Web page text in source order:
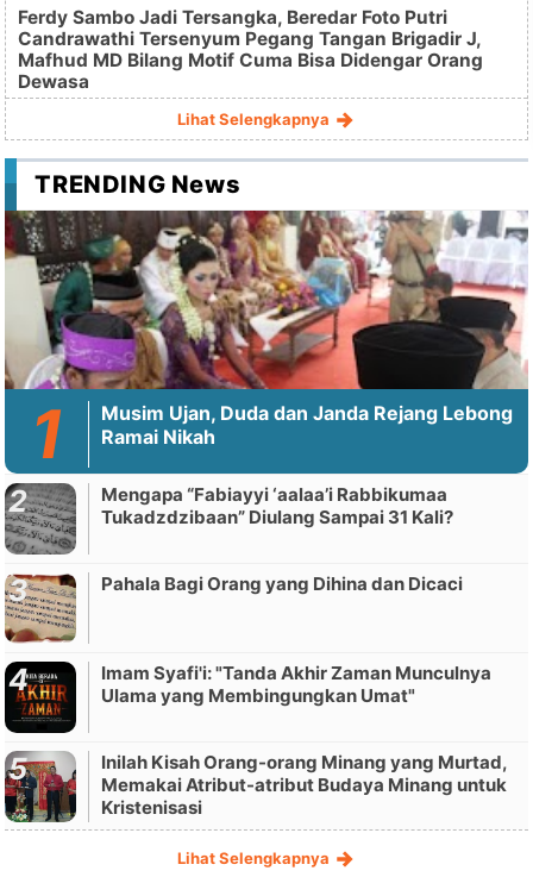
Ferdy Sambo Jadi Tersangka, Beredar Foto Putri
Candrawathi Tersenyum Pegang Tangan Brigadir J,
Mafhud MD Bilang Motif Cuma Bisa Didengar Orang
Dewasa
Lihat Selengkapnya
TRENDING News
Musim Ujan, Duda dan Janda Rejang Lebong
Ramai Nikah
Mengapa “Fabiayyi ‘aalaa’i Rabbikumaa
Tukadzdzibaan” Diulang Sampai 31 Kali?
Pahala Bagi Orang yang Dihina dan Dicaci
Imam Syafi'i: "Tanda Akhir Zaman Munculnya
Ulama yang Membingungkan Umat"
Inilah Kisah Orang-orang Minang yang Murtad,
Memakai Atribut-atribut Budaya Minang untuk
Kristenisasi
Lihat Selengkapnya